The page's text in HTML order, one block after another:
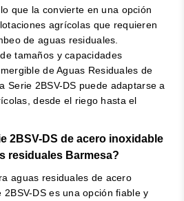
que la convierte en una opción
agrícolas que requieren
de aguas residuales.
tamaños y capacidades
de Aguas Residuales de
Serie 2BSV-DS puede adaptarse a
desde el riego hasta el
2BSV-DS de acero inoxidable
residuales Barmesa?
aguas residuales de acero
DS es una opción fiable y